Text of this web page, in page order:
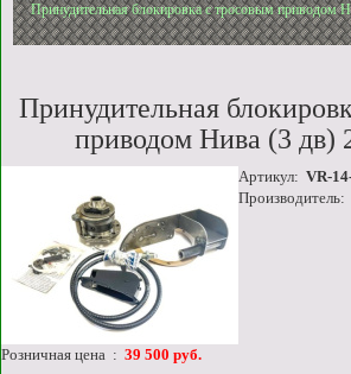
Принудительная блокировка с тросовым приводом
Принудительная
приводом Нива (3 дв)
Артикул: VR-
Производитель:
Розничная цена : 39 500 руб.